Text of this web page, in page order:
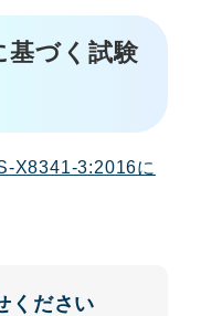
づく試験
X8341-3:2016に
ください